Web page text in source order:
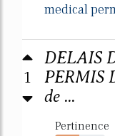
medical
1
DELAIS
PERMIS
de ...
Pertinence